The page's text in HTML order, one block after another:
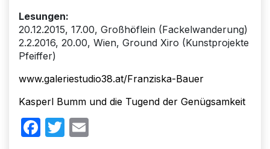
Lesungen:
20.12.2015, 17.00, Großhöflein (Fackelwanderung)
2.2.2016, 20.00, Wien, Ground Xiro (Kunstprojekte
Pfeiffer)
www.galeriestudio38.at/Franziska-Bauer
Kasperl Bumm und die Tugend der Genügsamkeit
Facebook
Twitter